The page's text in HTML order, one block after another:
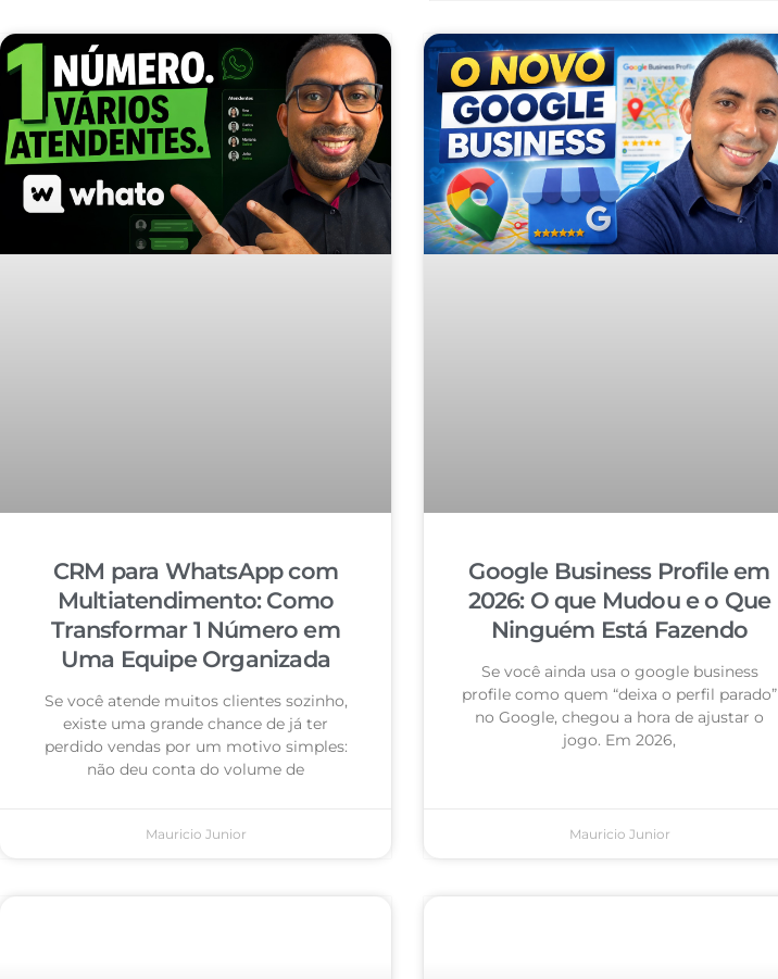
CRM para WhatsApp com
Multiatendimento: Como
Transformar 1 Número em
Uma Equipe Organizada
Se você atende muitos clientes sozinho,
existe uma grande chance de já ter
perdido vendas por um motivo simples:
não deu conta do volume de
Mauricio Junior
Google Business Profile em
2026: O que Mudou e o Que
Ninguém Está Fazendo
Se você ainda usa o google business
profile como quem “deixa o perfil parado”
no Google, chegou a hora de ajustar o
jogo. Em 2026,
Mauricio Junior